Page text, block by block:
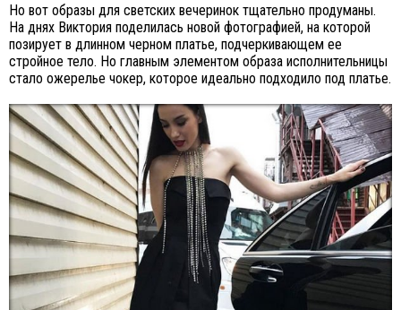
Но вот образы для светских вечеринок тщательно продуманы.
На днях Виктория поделилась новой фотографией, на которой
позирует в длинном черном платье, подчеркивающем ее
стройное тело. Но главным элементом образа исполнительницы
стало ожерелье чокер, которое идеально подходило под платье.